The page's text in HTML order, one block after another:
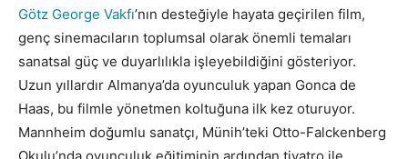
Götz George Vakfı’nın desteğiyle hayata geçirilen film,
genç sinemacıların toplumsal olarak önemli temaları
sanatsal güç ve duyarlılıkla işleyebildiğini gösteriyor.
Uzun yıllardır Almanya’da oyunculuk yapan Gonca de
Haas, bu filmle yönetmen koltuğuna ilk kez oturuyor.
Mannheim doğumlu sanatçı, Münih’teki Otto-Falckenberg